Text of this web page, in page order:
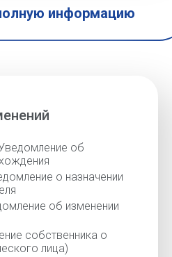
информацию
об
о назначении
об изменении
собственника о
лица)